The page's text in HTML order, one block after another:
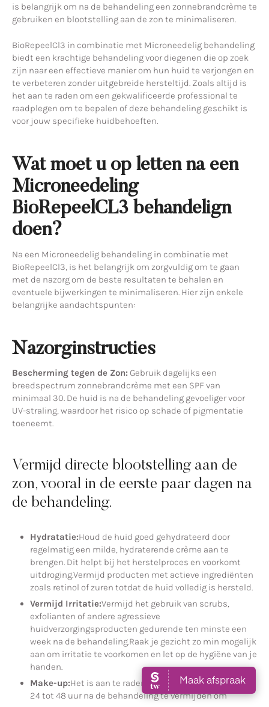
is belangrijk om na de behandeling een zonnebrandcrème te
gebruiken en blootstelling aan de zon te minimaliseren.
BioRepeelCl3 in combinatie met Microneedelig behandeling
biedt een krachtige behandeling voor diegenen die op zoek
zijn naar een effectieve manier om hun huid te verjongen en
te verbeteren zonder uitgebreide hersteltijd. Zoals altijd is
het aan te raden om een gekwalificeerde professional te
raadplegen om te bepalen of deze behandeling geschikt is
voor jouw specifieke huidbehoeften.
Wat moet u op letten na een
Microneedeling
BioRepeelCL3 behandelign
doen?
Na een Microneedelig behandeling in combinatie met
BioRepeelCl3, is het belangrijk om zorgvuldig om te gaan
met de nazorg om de beste resultaten te behalen en
eventuele bijwerkingen te minimaliseren. Hier zijn enkele
belangrijke aandachtspunten:
Nazorginstructies
Bescherming tegen de Zon: Gebruik dagelijks een
breedspectrum zonnebrandcrème met een SPF van
minimaal 30. De huid is na de behandeling gevoeliger voor
UV-straling, waardoor het risico op schade of pigmentatie
toeneemt.
Vermijd directe blootstelling aan de
zon, vooral in de eerste paar dagen na
de behandeling.
Hydratatie:Houd de huid goed gehydrateerd door
regelmatig een milde, hydraterende crème aan te
brengen. Dit helpt bij het herstelproces en voorkomt
uitdroging.Vermijd producten met actieve ingrediënten
zoals retinol of zuren totdat de huid volledig is hersteld.
Vermijd Irritatie:Vermijd het gebruik van scrubs,
exfolianten of andere agressieve
huidverzorgingsproducten gedurende ten minste een
week na de behandeling.Raak je gezicht zo min mogelijk
aan om irritatie te voorkomen en let op de hygiëne van je
handen.
Make-up:Het is aan te raden om make-up ten minste
24 tot 48 uur na de behandeling te vermijden om